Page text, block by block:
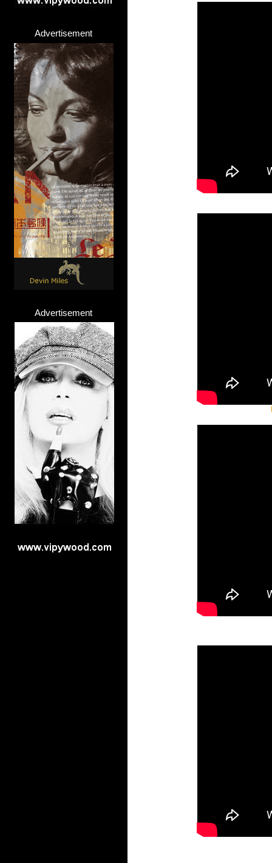
Advertisement
Advertisement